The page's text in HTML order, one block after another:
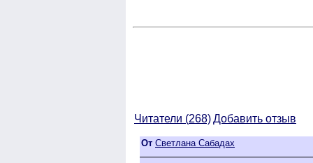
Читатели (268)Добавить отзыв
От Светлана Сабадах